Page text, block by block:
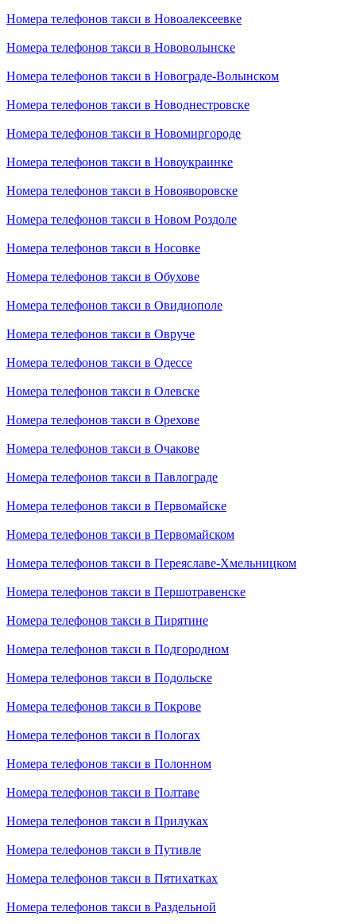
Номера телефонов такси в Новоалексеевке
Номера телефонов такси в Нововолынске
Номера телефонов такси в Новограде-Волынском
Номера телефонов такси в Новоднестровске
Номера телефонов такси в Новомиргороде
Номера телефонов такси в Новоукраинке
Номера телефонов такси в Новояворовске
Номера телефонов такси в Новом Роздоле
Номера телефонов такси в Носовке
Номера телефонов такси в Обухове
Номера телефонов такси в Овидиополе
Номера телефонов такси в Овруче
Номера телефонов такси в Одессе
Номера телефонов такси в Олевске
Номера телефонов такси в Орехове
Номера телефонов такси в Очакове
Номера телефонов такси в Павлограде
Номера телефонов такси в Первомайске
Номера телефонов такси в Первомайском
Номера телефонов такси в Переяславе-Хмельницком
Номера телефонов такси в Першотравенске
Номера телефонов такси в Пирятине
Номера телефонов такси в Подгородном
Номера телефонов такси в Подольске
Номера телефонов такси в Покрове
Номера телефонов такси в Пологах
Номера телефонов такси в Полонном
Номера телефонов такси в Полтаве
Номера телефонов такси в Прилуках
Номера телефонов такси в Путивле
Номера телефонов такси в Пятихатках
Номера телефонов такси в Раздельной